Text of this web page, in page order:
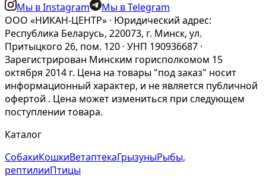
Мы в Instagram
Мы в Telegram
ООО «НИКАН-ЦЕНТР» · Юридический адрес:
Республика Беларусь, 220073, г. Минск, ул.
Притыцкого 26, пом. 120 · УНП 190936687 ·
Зарегистрирован Минским горисполкомом 15
октября 2014 г. Цена на товары "под заказ" носит
информационный характер, и не является публичной
офертой . Цена может измениться при следующем
поступлении товара.
Каталог
СобакиКошкиВетаптекаГрызуныРыбы,
рептилииПтицы